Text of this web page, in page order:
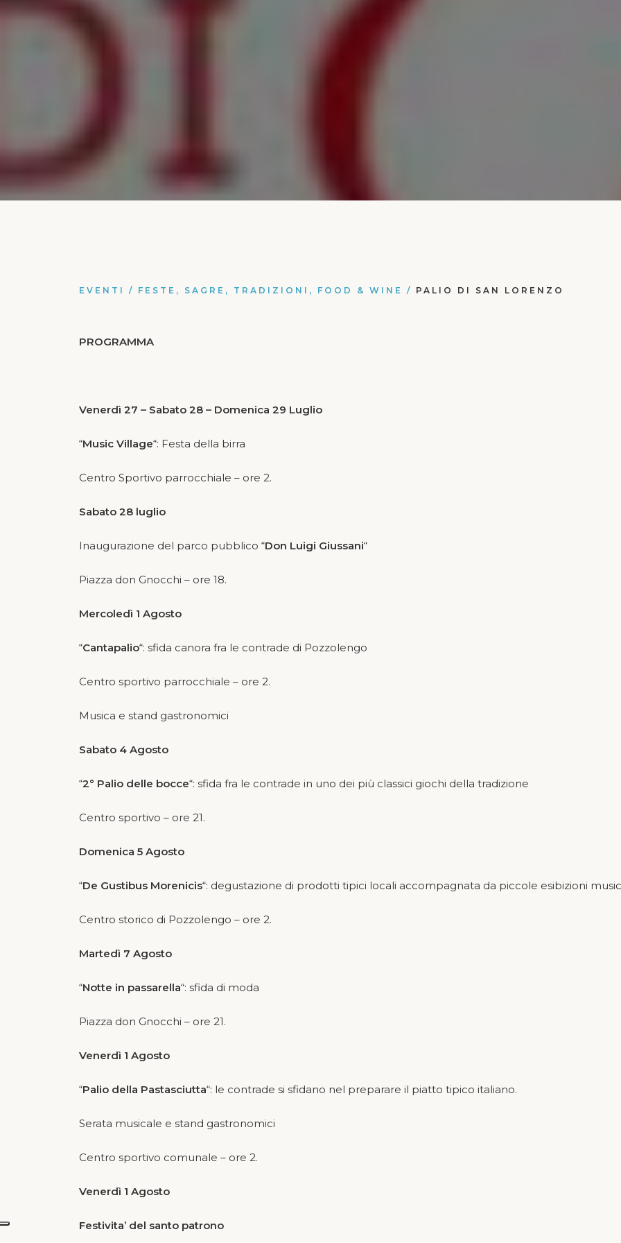
EVENTI / FESTE, SAGRE, TRADIZIONI, FOOD & WINE / PALIO DI SAN LORENZO
PROGRAMMA
Venerdì 27 – Sabato 28 – Domenica 29 Luglio
“Music Village“: Festa della birra
Centro Sportivo parrocchiale – ore 2.
Sabato 28 luglio
Inaugurazione del parco pubblico “Don Luigi Giussani“
Piazza don Gnocchi – ore 18.
Mercoledì 1 Agosto
“Cantapalio“: sfida canora fra le contrade di Pozzolengo
Centro sportivo parrocchiale – ore 2.
Musica e stand gastronomici
Sabato 4 Agosto
“2° Palio delle bocce“: sfida fra le contrade in uno dei più classici giochi della tradizione
Centro sportivo – ore 21.
Domenica 5 Agosto
“De Gustibus Morenicis“: degustazione di prodotti tipici locali accompagnata da piccole esibizioni
Centro storico di Pozzolengo – ore 2.
Martedì 7 Agosto
“Notte in passarella“: sfida di moda
Piazza don Gnocchi – ore 21.
Venerdì 1 Agosto
“Palio della Pastasciutta“: le contrade si sfidano nel preparare il piatto tipico italiano.
Serata musicale e stand gastronomici
Centro sportivo comunale – ore 2.
Venerdì 1 Agosto
Festivita’ del santo patrono